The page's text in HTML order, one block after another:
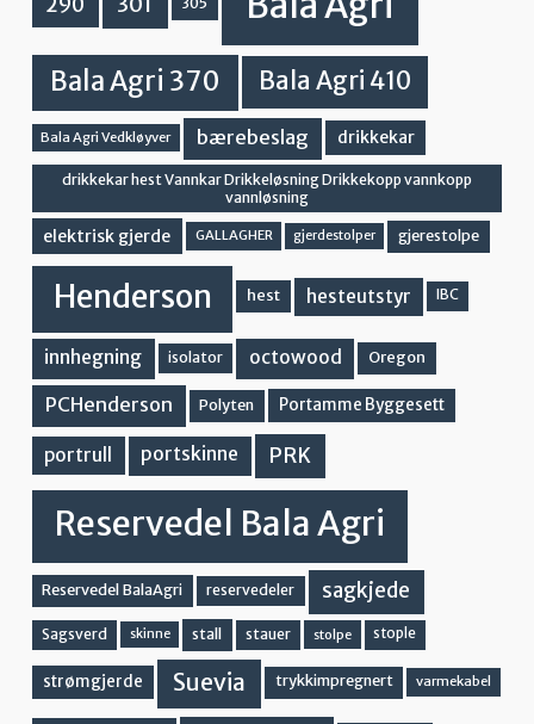
Bala Agri 370 Bala Agri 410
Bala Agri Vedkløyver bærebeslag drikkekar
drikkekar hest Vannkar Drikkeløsning Drikkekopp vannkopp
vannløsning
elektrisk gjerde GALLAGHER gjerdestolper gjerestolpe
Henderson hest hesteutstyr IBC
innhegning isolator octowood Oregon
PCHenderson Polyten Portamme Byggesett
portrull portskinne PRK
Reservedel Bala Agri
Reservedel BalaAgri reservedeler sagkjede
Sagsverd skinne stall stauer stolpe stople
strømgjerde Suevia trykkimpregnert varmekabel